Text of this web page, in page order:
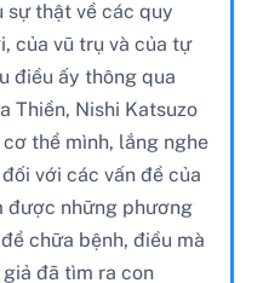
sự thật về các quy
của vũ trụ và của tự
điều ấy thông qua
Thiền, Nishi Katsuzo
thể mình, lắng nghe
với các vấn đề của
được những phương
chữa bệnh, điều mà
đã tìm ra con